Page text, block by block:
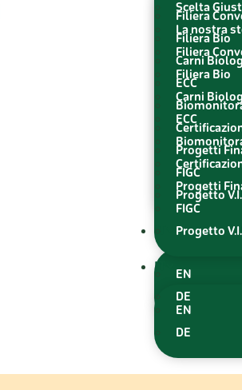
Filiera
Filiera Bio
Carni
ECC
Progetti
FIGC
Progetto
IT
EN
DE
Scelta
La nostra
Filiera
Filiera Bio
Carni
ECC
Progetti
FIGC
Progetto
IT
EN
DE